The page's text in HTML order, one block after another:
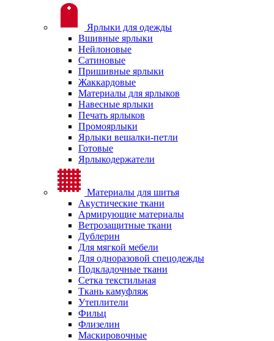
Ярлыки для одежды
Вшивные ярлыки
Нейлоновые
Сатиновые
Пришивные ярлыки
Жаккардовые
Материалы для ярлыков
Навесные ярлыки
Печать ярлыков
Промоярлыки
Ярлыки вешалки-петли
Готовые
Ярлыкодержатели
Материалы для шитья
Акустические ткани
Армирующие материалы
Ветрозащитные ткани
Дублерин
Для мягкой мебели
Для одноразовой спецодежды
Подкладочные ткани
Сетка текстильная
Ткань камуфляж
Утеплители
Фильц
Флизелин
Маскировочные